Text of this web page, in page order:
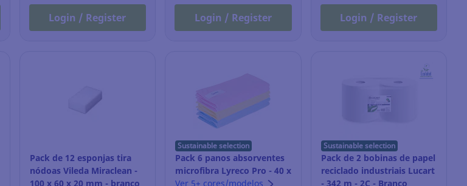
Login / Register Login / Register Login / Register
Pack de 12 esponjas tira
nódoas Vileda Miraclean -
100 x 60 x 20 mm - branco
Sustainable selection
Pack 6 panos absorventes
microfibra Lyreco Pro - 40 x
40 cm - cores sortidas
Ver 5+ cores/modelos
Sustainable selection
Pack de 2 bobinas de papel
reciclado industriais Lucart
- 342 m - 2C - Branco